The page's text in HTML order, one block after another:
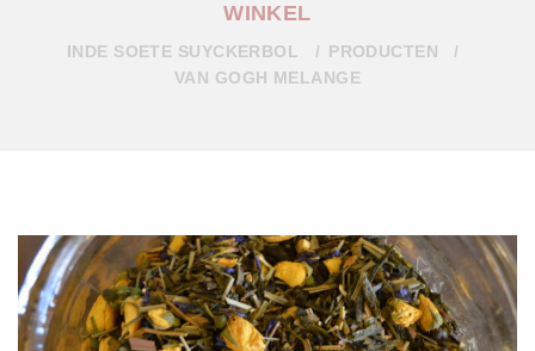
WINKEL
INDE SOETE SUYCKERBOL
PRODUCTEN
VAN GOGH MELANGE